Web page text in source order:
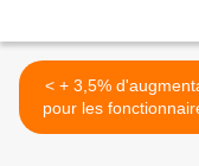
< + 3,5% d'augmentation
pour les
verre plein ou le